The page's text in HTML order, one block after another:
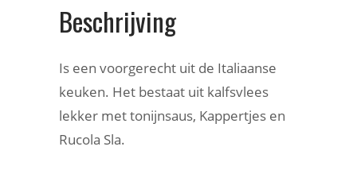
Beschrijving
Is een voorgerecht uit de Italiaanse
keuken. Het bestaat uit kalfsvlees
lekker met tonijnsaus, Kappertjes en
Rucola Sla.